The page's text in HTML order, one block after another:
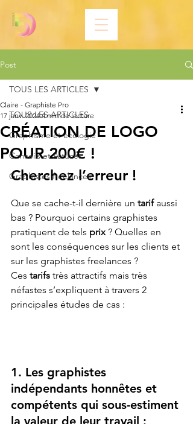
Post
TOUS LES ARTICLES
Graphisme et écologie
Conseils et Astuces
Graphistes freelances
TOUS LES ARTICLES
CRÉATION DE LOGO
POUR 200€ !
Claire - Graphiste Pro
17 janv. 2024 4 min de lecture
Cherchez l’erreur !
Que se cache-t-il dernière un tarif aussi
bas ? Pourquoi certains graphistes
pratiquent de tels prix ? Quelles en
sont les conséquences sur les clients et
sur les graphistes freelances ?
Ces tarifs très attractifs mais très
néfastes s’expliquent à travers 2
principales études de cas :
1. Les graphistes
indépendants honnêtes et
compétents qui sous-estiment
la valeur de leur travail :